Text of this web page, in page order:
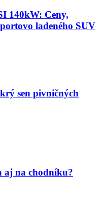
140kW: Ceny,
ladeného SUV
sen pivničných
aj na chodníku?